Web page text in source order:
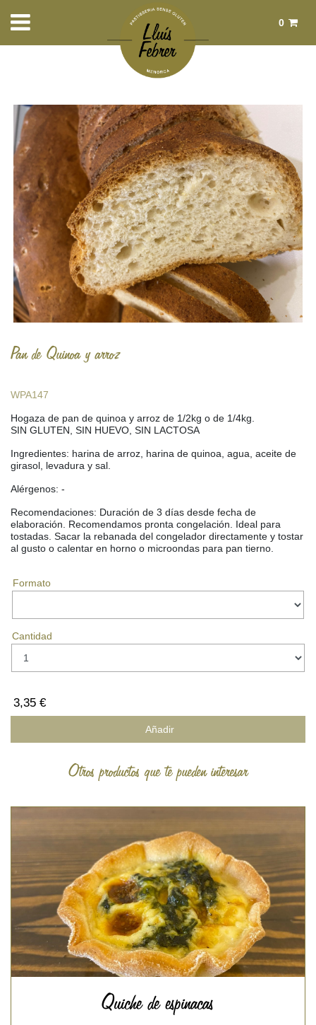
0
Ver cesta
Pan de Quinoa y arroz
WPA147
Hogaza de pan de quinoa y arroz de 1/2kg o de 1/4kg.
SIN GLUTEN, SIN HUEVO, SIN LACTOSA
Ingredientes: harina de arroz, harina de quinoa, agua, aceite de
girasol, levadura y sal.
Alérgenos: -
Recomendaciones: Duración de 3 días desde fecha de
elaboración. Recomendamos pronta congelación. Ideal para
tostadas. Sacar la rebanada del congelador directamente y tostar
al gusto o calentar en horno o microondas para pan tierno.
Formato
Cantidad
3,35 €
Añadir
Otros productos que te pueden interesar
Quiche de espinacas